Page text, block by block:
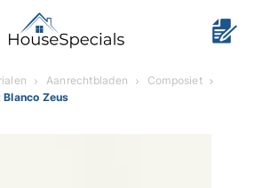
Aanrechtbladen
Composiet
Zeus